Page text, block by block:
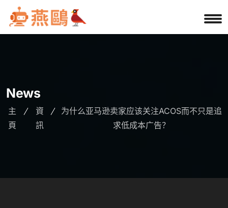
News
主
頁
資
訊
为什么亚马逊卖家应该关注ACOS而不只是追
求低成本广告？